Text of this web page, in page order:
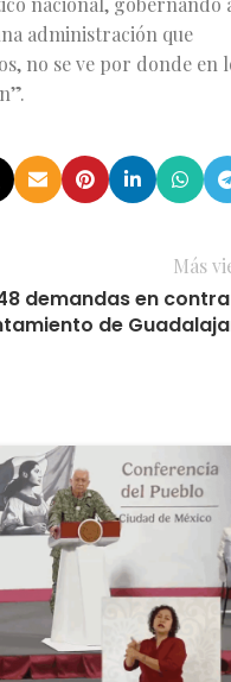
administración que
no se ve por donde en
Más
demandas en
de